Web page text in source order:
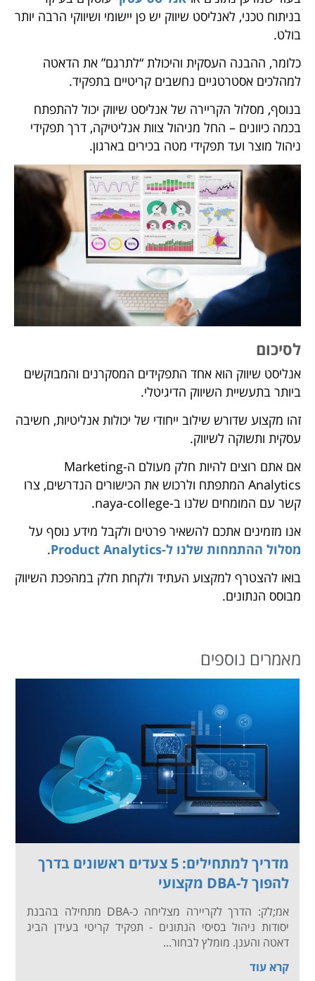
בניתוח טכני, לאנליסט שיווק יש פן יישומי ושיווקי הרבה יותר
בולט.
כלומר, ההבנה העסקית והיכולת “לתרגם” את הדאטה
למהלכים אסטרטגיים נחשבים קריטיים בתפקיד.
בנוסף, מסלול הקריירה של אנליסט שיווק יכול להתפתח
בכמה כיוונים – החל מניהול צוות אנליטיקה, דרך תפקידי
ניהול מוצר ועד תפקידי מטה בכירים בארגון.
לסיכום
אנליסט שיווק הוא אחד התפקידים המסקרנים והמבוקשים
ביותר בתעשיית השיווק הדיגיטלי.
זהו מקצוע שדורש שילוב ייחודי של יכולות אנליטיות, חשיבה
עסקית ותשוקה לשיווק.
אם אתם רוצים להיות חלק מעולם ה-Marketing
Analytics המתפתח ולרכוש את הכישורים הנדרשים, צרו
קשר עם המומחים שלנו ב-naya-college.
אנו מזמינים אתכם להשאיר פרטים ולקבל מידע נוסף על
מסלול ההתמחות שלנו ל-Product Analytics
.
בואו להצטרף למקצוע העתיד ולקחת חלק במהפכת השיווק
מבוסס הנתונים.
מאמרים נוספים
מדריך למתחילים: 5 צעדים ראשונים בדרך
להפוך ל-DBA מקצועי
אמ;לק: הדרך לקריירה מצליחה כ-DBA מתחילה בהבנת
יסודות ניהול בסיסי הנתונים - תפקיד קריטי בעידן הביג
דאטה והענן. מומלץ לבחור...
קרא עוד